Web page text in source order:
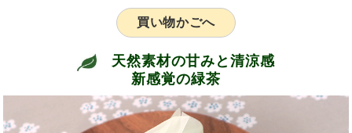
買い物かごへ
天然素材の甘みと清涼感
新感覚の緑茶